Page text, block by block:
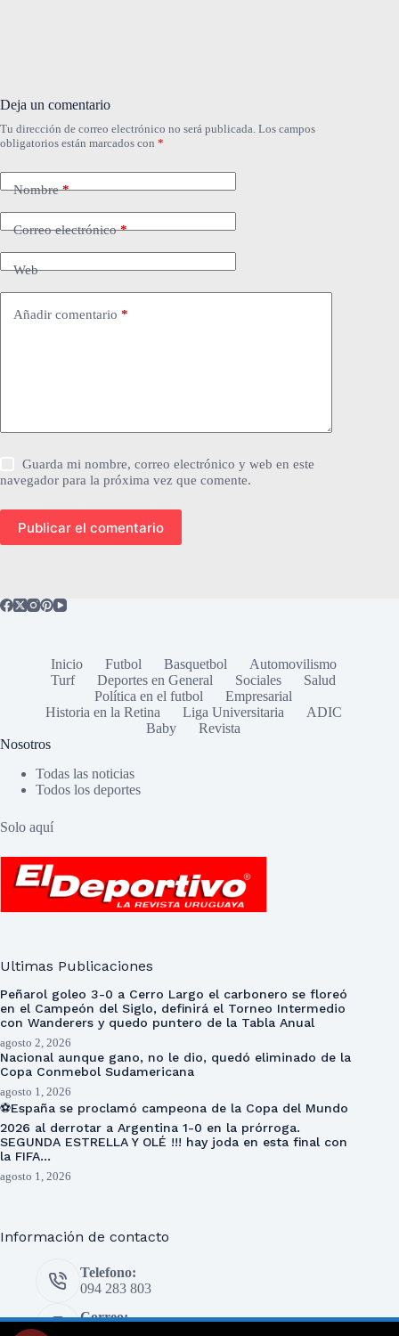
Deja un comentario
Tu dirección de correo electrónico no será publicada. Los campos
obligatorios están marcados con *
Nombre*
Correo electrónico*
Web
Añadir comentario *
Guarda mi nombre, correo electrónico y web en este
navegador para la próxima vez que comente.
Publicar el comentario
Inicio Futbol Basquetbol
Automovilismo
Turf
Deportes en General Sociales
Salud
Política en el futbol
Empresarial
Historia en la Retina
Liga Universitaria
ADIC
Baby
Revista
Nosotros
Todas las noticias
Todos los deportes
Solo aquí
Ultimas Publicaciones
Peñarol goleo 3-0 a Cerro Largo el carbonero se floreó
en el Campeón del Siglo, definirá el Torneo Intermedio
con Wanderers y quedo puntero de la Tabla Anual
agosto 2, 2026
Nacional aunque gano, no le dio, quedó eliminado de la
Copa Conmebol Sudamericana
agosto 1, 2026
⚽España se proclamó campeona de la Copa del Mundo
2026 al derrotar a Argentina 1-0 en la prórroga.
SEGUNDA ESTRELLA Y OLÉ !!! hay joda en esta final con
la FIFA…
agosto 1, 2026
Información de contacto
Telefono:
094 283 803
Correo: